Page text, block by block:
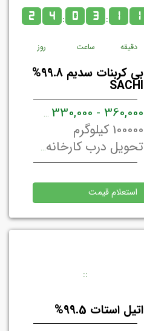
2 4
روز
: 0 3
ساعت
: 1 1
دقیقه
بی کربنات سدیم 99.8%
SACHI
360,000 - 330,000
ریال
100000 کیلوگرم
تحویل درب کارخانه/ انبار فروشنده تهران, ایران
استعلام قیمت
::
اتیل استات 99.5%